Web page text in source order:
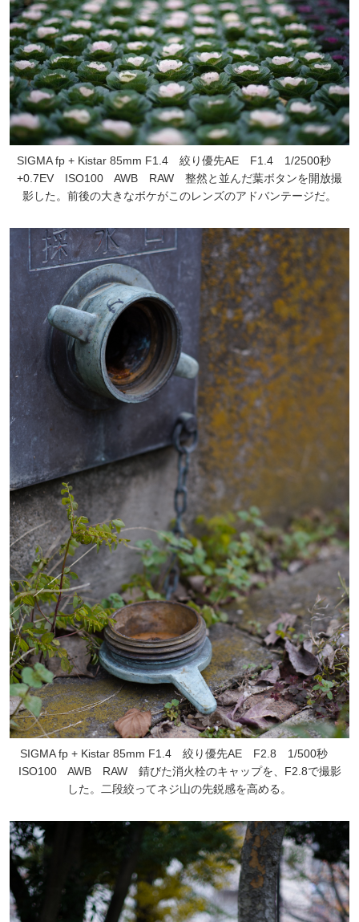
SIGMA fp + Kistar 85mm F1.4 絞り優先AE F1.4 1/2500秒
+0.7EV ISO100 AWB RAW 整然と並んだ葉ボタンを開放撮
影した。前後の大きなボケがこのレンズのアドバンテージだ。
SIGMA fp + Kistar 85mm F1.4 絞り優先AE F2.8 1/500秒
ISO100 AWB RAW 錆びた消火栓のキャップを、F2.8で撮影
した。二段絞ってネジ山の先鋭感を高める。